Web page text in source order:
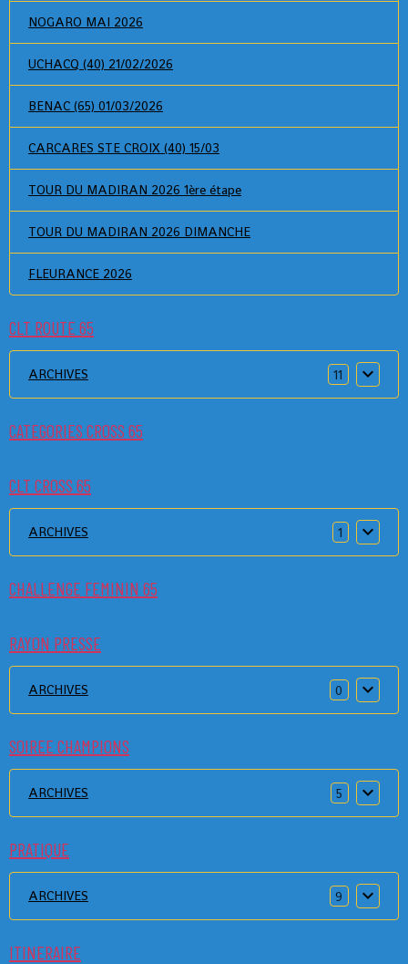
NOGARO MAI 2026
UCHACQ (40) 21/02/2026
BENAC (65) 01/03/2026
CARCARES STE CROIX (40) 15/03
TOUR DU MADIRAN 2026 1ère étape
TOUR DU MADIRAN 2026 DIMANCHE
FLEURANCE 2026
CLT ROUTE 65
ARCHIVES 11
CATEGORIES CROSS 65
CLT CROSS 65
ARCHIVES 1
CHALLENGE FEMININ 65
RAYON PRESSE
ARCHIVES 0
SOIREE CHAMPIONS
ARCHIVES 5
PRATIQUE
ARCHIVES 9
ITINERAIRE